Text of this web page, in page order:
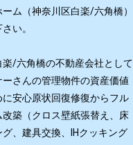
ム（神奈川区白楽/六角橋）
い。
楽/六角橋の不動産会社として
ーさんの管理物件の資産価値
に安心原状回復修復からフル
改築（クロス壁紙張替え、床
グ、建具交換、IHクッキング